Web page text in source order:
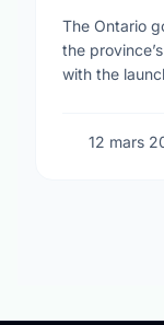
Program
The Ontario
the
with the
12 mars